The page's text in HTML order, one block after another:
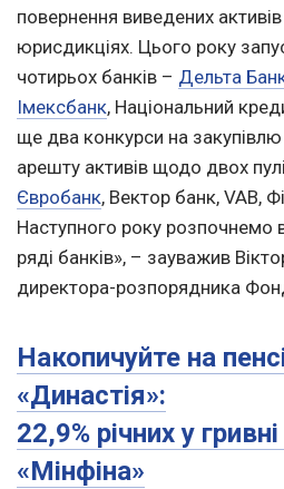
повернення виведених
юрисдикціях. Цього року
чотирьох банків – Дельта
Імексбанк, Національний
ще два конкурси на
арешту активів щодо двох
Євробанк, Вектор банк, VAB,
Наступного року розпочнемо
ряді банків», – зауважив
директора-розпорядника
Накопичуйте на
«Династія»:
22,9% річних у
«Мінфіна»